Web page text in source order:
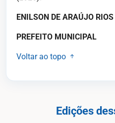
ENILSON DE ARAÚJO RIOS
PREFEITO MUNICIPAL
Voltar ao topo
Edições